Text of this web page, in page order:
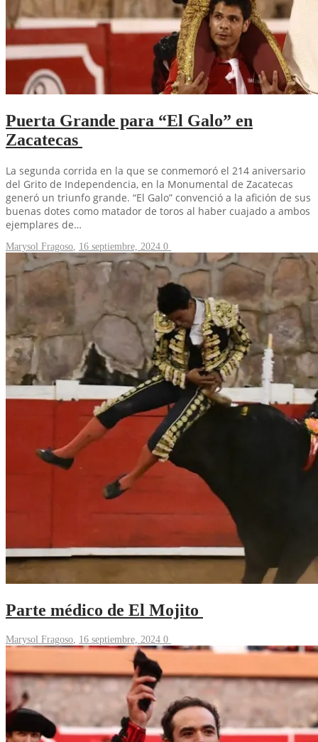
Puerta Grande para “El Galo” en
Zacatecas
La segunda corrida en la que se conmemoró el 214 aniversario
del Grito de Independencia, en la Monumental de Zacatecas
generó un triunfo grande. “El Galo” convenció a la afición de sus
buenas dotes como matador de toros al haber cuajado a ambos
ejemplares de…
Marysol Fragoso 16 septiembre, 2024 0
Parte médico de El Mojito
Marysol Fragoso 16 septiembre, 2024 0